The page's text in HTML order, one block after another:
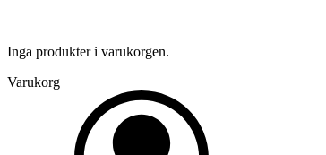
Inga produkter i varukorgen.
Varukorg